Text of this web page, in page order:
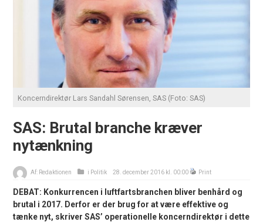
Koncerndirektør Lars Sandahl Sørensen, SAS (Foto: SAS)
SAS: Brutal branche kræver
nytænkning
Af: Redaktionen i Politik 28. december 2016 kl. 00:00 Print
DEBAT: Konkurrencen i luftfartsbranchen bliver benhård og
brutal i 2017. Derfor er der brug for at være effektive og
tænke nyt, skriver SAS’ operationelle koncerndirektør i dette